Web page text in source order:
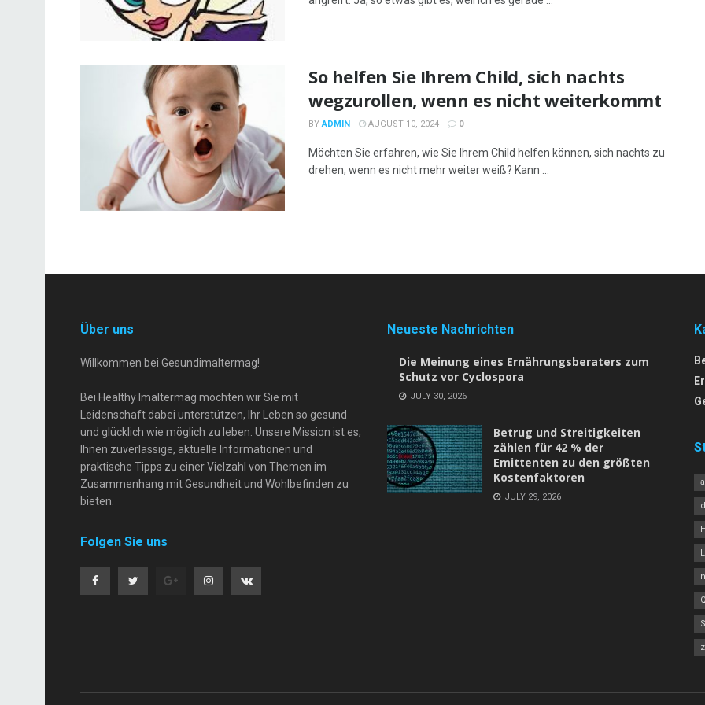
So helfen Sie Ihrem Child, sich nachts
wegzurollen, wenn es nicht weiterkommt
BY ADMIN AUGUST 10, 2024 0
Möchten Sie erfahren, wie Sie Ihrem Child helfen können, sich nachts zu
drehen, wenn es nicht mehr weiter weiß? Kann ...
Über uns
Willkommen bei Gesundimaltermag!
Bei Healthy Imaltermag möchten wir Sie mit
Leidenschaft dabei unterstützen, Ihr Leben so gesund
und glücklich wie möglich zu leben. Unsere Mission ist es,
Ihnen zuverlässige, aktuelle Informationen und
praktische Tipps zu einer Vielzahl von Themen im
Zusammenhang mit Gesundheit und Wohlbefinden zu
bieten.
Folgen Sie uns
Neueste Nachrichten
Die Meinung eines Ernährungsberaters zum
Schutz vor Cyclospora
JULY 30, 2026
Betrug und Streitigkeiten
zählen für 42 % der
Emittenten zu den größten
Kostenfaktoren
JULY 29, 2026